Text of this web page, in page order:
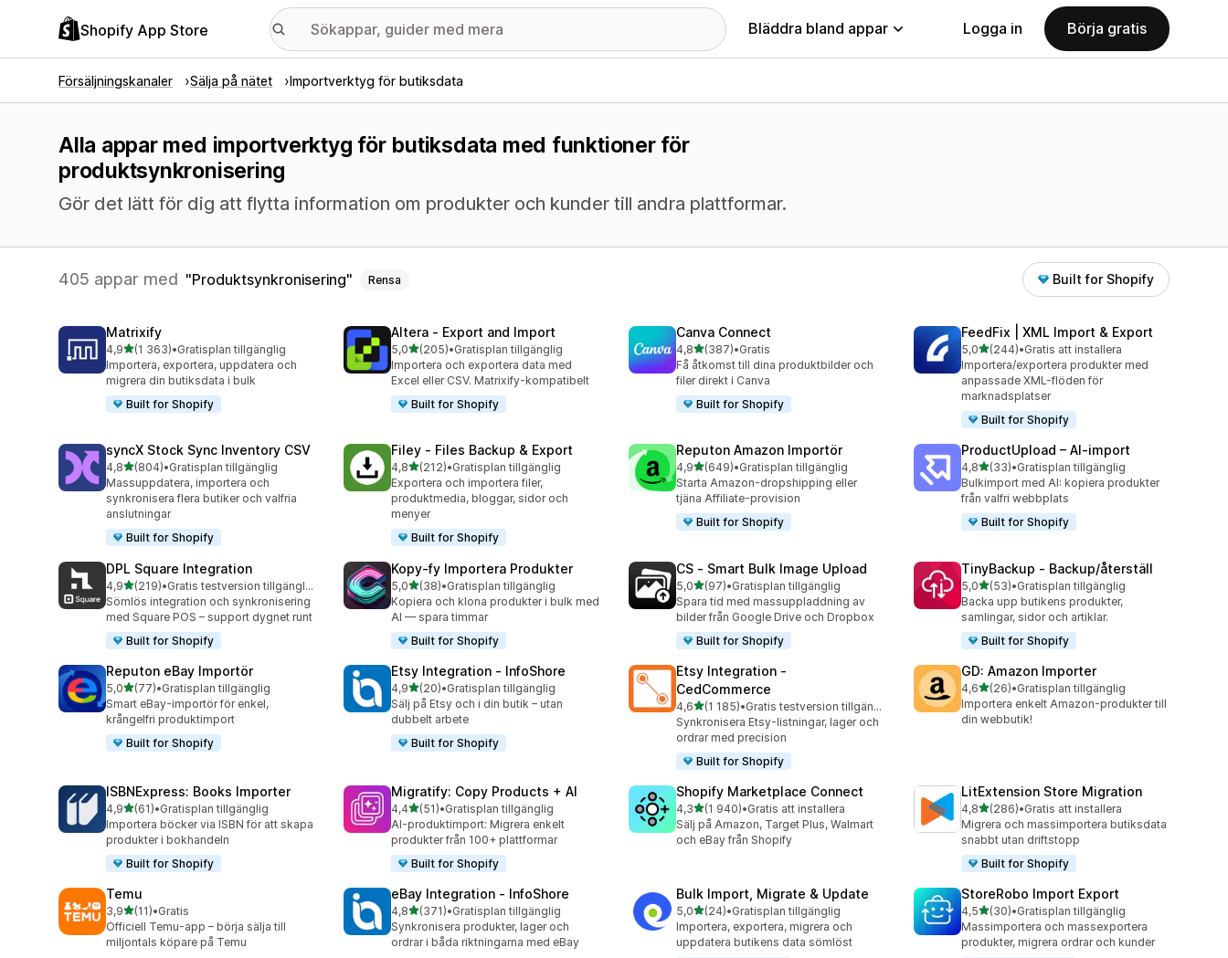
Shopify App Store Bläddra bland appar Logga in Börja gratis
Försäljningskanaler Sälja på nätet Importverktyg för butiksdata
Alla appar med importverktyg för butiksdata med funktioner för
produktsynkronisering
Gör det lätt för dig att flytta information om produkter och kunder till andra plattformar.
405 appar med Produktsynkronisering Rensa Built for Shopify
Matrixify
4,9av 5 stjärnor
(1 363)
1363 recensioner totalt
•Gratisplan tillgänglig
Importera, exportera, uppdatera och
migrera din butiksdata i bulk
Built for Shopify
Altera ‑ Export and Import
5,0av 5 stjärnor
(205)
205 recensioner totalt
•Gratisplan tillgänglig
Importera och exportera data med
Excel eller CSV. Matrixify-kompatibelt
Built for Shopify
Canva Connect
4,8av 5 stjärnor
(387)
387 recensioner totalt
•Gratis
Få åtkomst till dina produktbilder och
filer direkt i Canva
Built for Shopify
FeedFix | XML Import & Export
5,0av 5 stjärnor
(244)
244 recensioner totalt
•Gratis att installera
Importera/exportera produkter med
anpassade XML-flöden för
marknadsplatser
Built for Shopify
syncX Stock Sync Inventory CSV
4,8av 5 stjärnor
(804)
804 recensioner totalt
•Gratisplan tillgänglig
Massuppdatera, importera och
synkronisera flera butiker och valfria
anslutningar
Built for Shopify
Filey ‑ Files Backup & Export
4,8av 5 stjärnor
(212)
212 recensioner totalt
•Gratisplan tillgänglig
Exportera och importera filer,
produktmedia, bloggar, sidor och
menyer
Built for Shopify
Reputon Amazon Importör
4,9av 5 stjärnor
(649)
649 recensioner totalt
•Gratisplan tillgänglig
Starta Amazon-dropshipping eller
tjäna Affiliate-provision
Built for Shopify
ProductUpload – AI‑import
4,8av 5 stjärnor
(33)
33 recensioner totalt
•Gratisplan tillgänglig
Bulkimport med AI: kopiera produkter
från valfri webbplats
Built for Shopify
DPL Square Integration
4,9av 5 stjärnor
(219)
219 recensioner totalt
•
Gratis testversion tillgänglig
Sömlös integration och synkronisering
med Square POS – support dygnet runt
Built for Shopify
Kopy‑fy Importera Produkter
5,0av 5 stjärnor
(38)
38 recensioner totalt
•Gratisplan tillgänglig
Kopiera och klona produkter i bulk med
AI — spara timmar
Built for Shopify
CS ‑ Smart Bulk Image Upload
5,0av 5 stjärnor
(97)
97 recensioner totalt
•Gratisplan tillgänglig
Spara tid med massuppladdning av
bilder från Google Drive och Dropbox
Built for Shopify
TinyBackup ‑ Backup/återställ
5,0av 5 stjärnor
(53)
53 recensioner totalt
•Gratisplan tillgänglig
Backa upp butikens produkter,
samlingar, sidor och artiklar.
Built for Shopify
Reputon eBay Importör
5,0av 5 stjärnor
(77)
77 recensioner totalt
•Gratisplan tillgänglig
Smart eBay-importör för enkel,
krångelfri produktimport
Built for Shopify
Etsy Integration ‑ InfoShore
4,9av 5 stjärnor
(20)
20 recensioner totalt
•Gratisplan tillgänglig
Sälj på Etsy och i din butik – utan
dubbelt arbete
Built for Shopify
Etsy Integration ‑
CedCommerce
4,6av 5 stjärnor
(1 185)
1185 recensioner totalt
•
Gratis testversion tillgänglig
Synkronisera Etsy-listningar, lager och
ordrar med precision
Built for Shopify
GD: Amazon Importer
4,6av 5 stjärnor
(26)
26 recensioner totalt
•Gratisplan tillgänglig
Importera enkelt Amazon-produkter till
din webbutik!
ISBNExpress: Books Importer
4,9av 5 stjärnor
(61)
61 recensioner totalt
•Gratisplan tillgänglig
Importera böcker via ISBN för att skapa
produkter i bokhandeln
Built for Shopify
Migratify: Copy Products + AI
4,4av 5 stjärnor
(51)
51 recensioner totalt
•Gratisplan tillgänglig
AI-produktimport: Migrera enkelt
produkter från 100+ plattformar
Built for Shopify
Shopify Marketplace Connect
4,3av 5 stjärnor
(1 940)
1940 recensioner totalt
•Gratis att installera
Sälj på Amazon, Target Plus, Walmart
och eBay från Shopify
LitExtension Store Migration
4,8av 5 stjärnor
(286)
286 recensioner totalt
•Gratis att installera
Migrera och massimportera butiksdata
snabbt utan driftstopp
Built for Shopify
Temu
3,9av 5 stjärnor
(11)
11 recensioner totalt
•Gratis
Officiell Temu-app – börja sälja till
miljontals köpare på Temu
eBay Integration ‑ InfoShore
4,8av 5 stjärnor
(371)
371 recensioner totalt
•Gratisplan tillgänglig
Synkronisera produkter, lager och
ordrar i båda riktningarna med eBay
Bulk Import, Migrate & Update
5,0av 5 stjärnor
(24)
24 recensioner totalt
•Gratisplan tillgänglig
Importera, exportera, migrera och
uppdatera butikens data sömlöst
StoreRobo Import Export
4,5av 5 stjärnor
(30)
30 recensioner totalt
•Gratisplan tillgänglig
Massimportera och massexportera
produkter, migrera ordrar och kunder